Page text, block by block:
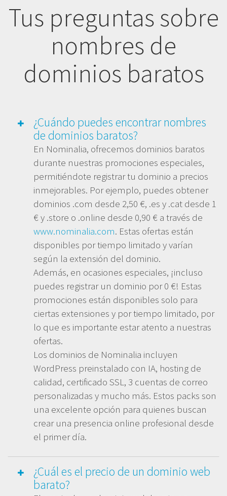
Tus preguntas sobre
nombres de
dominios baratos
¿Cuándo puedes encontrar nombres
de dominios baratos?
En Nominalia, ofrecemos dominios baratos
durante nuestras promociones especiales,
permitiéndote registrar tu dominio a precios
inmejorables. Por ejemplo, puedes obtener
dominios .com desde 2,50 €, .es y .cat desde 1
€ y .store o .online desde 0,90 € a través de
www.nominalia.com. Estas ofertas están
disponibles por tiempo limitado y varían
según la extensión del dominio.
Además, en ocasiones especiales, ¡incluso
puedes registrar un dominio por 0 €! Estas
promociones están disponibles solo para
ciertas extensiones y por tiempo limitado, por
lo que es importante estar atento a nuestras
ofertas.
Los dominios de Nominalia incluyen
WordPress preinstalado con IA, hosting de
calidad, certificado SSL, 3 cuentas de correo
personalizadas y mucho más. Estos packs son
una excelente opción para quienes buscan
crear una presencia online profesional desde
el primer día.
¿Cuál es el precio de un dominio web
barato?